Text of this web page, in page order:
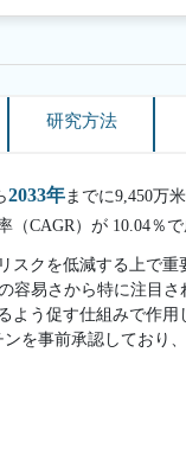
研究方法
2033年 までに9,450万
CAGR）が 10.04％
スクを低減する上で
容易さから特に注目
よう促す仕組みで作
を事前承認しており